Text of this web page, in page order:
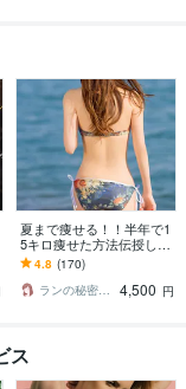
夏まで痩せる！！半年で1
5キロ痩せた方法伝授しま
す お腹と太ももとお尻が
キュッ！変わる7日間ダイ
エット！痩せ食事
4.8 (170)
ランの秘密の小部屋
4,500 円
ス